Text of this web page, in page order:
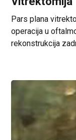
Pars plana
operacija u
rekonstrukcija
indikovana u
postoje slučajevi
multiple rupture